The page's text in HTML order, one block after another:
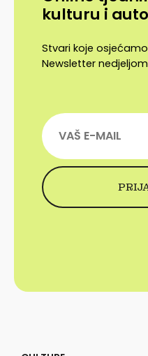
kulturu i
Stvari koje
Newsletter